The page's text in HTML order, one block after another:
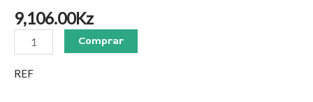
9,106.00Kz
Comprar
REF